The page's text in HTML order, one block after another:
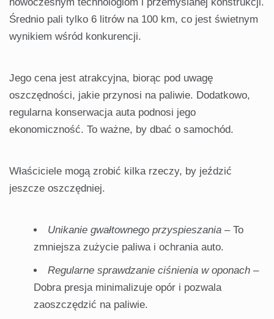
nowoczesnym technologiom i przemyślanej konstrukcji.
Średnio pali tylko 6 litrów na 100 km, co jest świetnym
wynikiem wśród konkurencji.
Jego cena jest atrakcyjna, biorąc pod uwagę
oszczędności, jakie przynosi na paliwie. Dodatkowo,
regularna konserwacja auta podnosi jego
ekonomiczność. To ważne, by dbać o samochód.
Właściciele mogą zrobić kilka rzeczy, by jeździć
jeszcze oszczędniej.
Unikanie gwałtownego przyspieszania – To
zmniejsza zużycie paliwa i ochrania auto.
Regularne sprawdzanie ciśnienia w oponach –
Dobra presja minimalizuje opór i pozwala
zaoszczędzić na paliwie.